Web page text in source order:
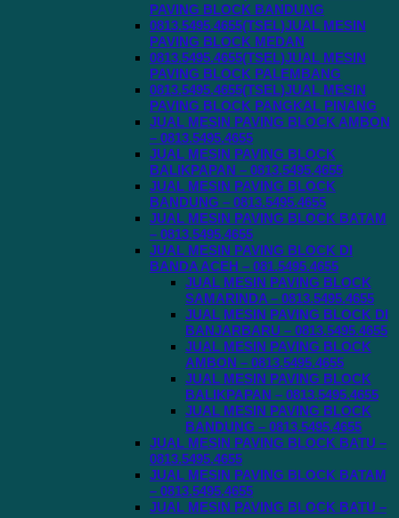
PAVING BLOCK BANDUNG
0813.5495.4655(TSEL)JUAL MESIN
PAVING BLOCK MEDAN
0813.5495.4655(TSEL)JUAL MESIN
PAVING BLOCK PALEMBANG
0813.5495.4655(TSEL)JUAL MESIN
PAVING BLOCK PANGKAL PINANG
JUAL MESIN PAVING BLOCK AMBON
– 0813.5495.4655
JUAL MESIN PAVING BLOCK
BALIKPAPAN – 0813.5495.4655
JUAL MESIN PAVING BLOCK
BANDUNG – 0813.5495.4655
JUAL MESIN PAVING BLOCK BATAM
– 0813.5495.4655
JUAL MESIN PAVING BLOCK DI
BANDA ACEH – 081.5495.4655
JUAL MESIN PAVING BLOCK
SAMARINDA – 0813.5495.4655
JUAL MESIN PAVING BLOCK DI
BANJARBARU – 0813.5495.4655
JUAL MESIN PAVING BLOCK
AMBON – 0813.5495.4655
JUAL MESIN PAVING BLOCK
BALIKPAPAN – 0813.5495.4655
JUAL MESIN PAVING BLOCK
BANDUNG – 0813.5495.4655
JUAL MESIN PAVING BLOCK BATU –
0813.5495.4655
JUAL MESIN PAVING BLOCK BATAM
– 0813.5495.4655
JUAL MESIN PAVING BLOCK BATU –